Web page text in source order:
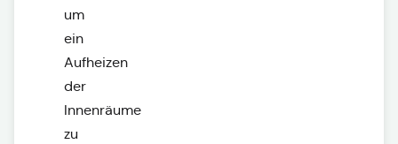
um
ein
Aufheizen
der
Innenräume
zu